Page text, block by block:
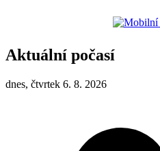
Aktuální počasí
dnes, čtvrtek 6. 8. 2026